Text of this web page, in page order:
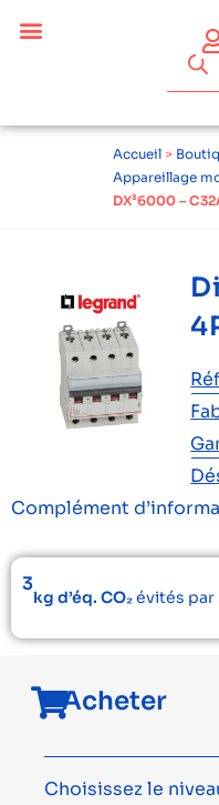
Accueil >
Appareillage
DX³6000 –
Complément
3
kg d’éq. CO₂évités par
Acheter
Choisissez le